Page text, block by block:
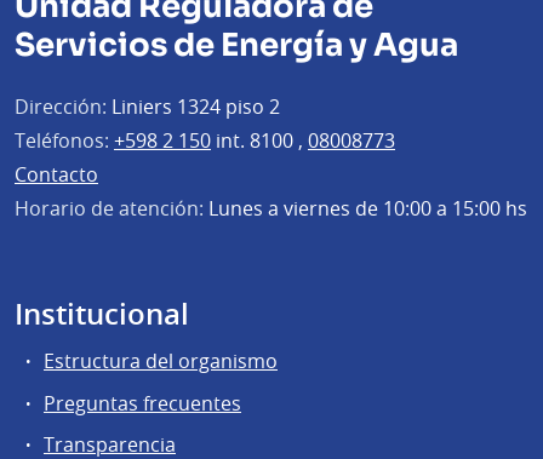
Servicios de Energía y Agua
Dirección: Liniers 1324 piso 2
Teléfonos: +598 2 150 int. 8100 , 08008773
Contacto
Horario de atención: Lunes a viernes de 10:00 a 15:00 hs
Institucional
Estructura del organismo
Preguntas frecuentes
Transparencia